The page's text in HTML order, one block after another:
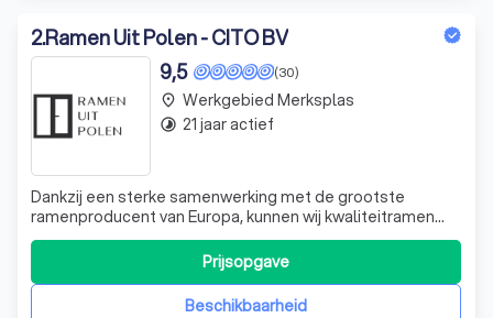
2.Ramen Uit Polen - CITO BV
(30)
9,5
Dankzij een sterke samenwerking met de grootste
ramenproducent van Europa, kunnen wij kwaliteitramen
aanbieden voor een scherpe prijs. De meeste
bestellingen worden binnen 4 en 6 weken geleverd en
geplaatst. Wij bieden ook binnenafwerking aan van de
geplaatste ramen. Meer dan 17 jaar ervaring in d
Beschikbaarheid
Prijsopgave
place Werkgebied Merksplas
timelapse 21 jaar actief